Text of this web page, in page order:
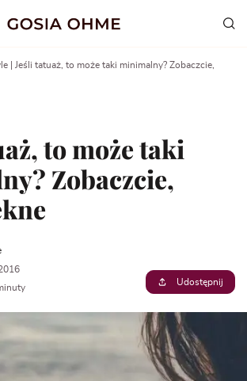
Jeśli tatuaż, to może taki minimalny? Zobaczcie,
to może taki
Zobaczcie,
Udostępnij